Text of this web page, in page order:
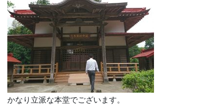
かなり立派な本堂でございます。